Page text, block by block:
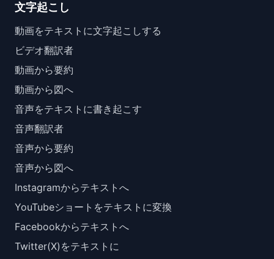
文字起こし
動画をテキストに文字起こしする
ビデオ翻訳者
動画から要約
動画から図へ
音声をテキストに書き起こす
音声翻訳者
音声から要約
音声から図へ
Instagramからテキストへ
YouTubeショートをテキストに変換
Facebookからテキストへ
Twitter(X)をテキストに